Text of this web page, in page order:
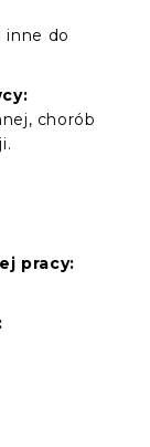
inne do
chorób
pracy: